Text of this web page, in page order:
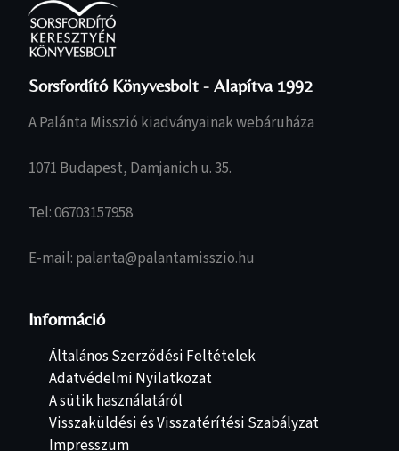
Sorsfordító Könyvesbolt - Alapítva 1992
A Palánta Misszió kiadványainak webáruháza
1071 Budapest, Damjanich u. 35.
Tel: 06703157958
E-mail: palanta@palantamisszio.hu
Információ
Általános Szerződési Feltételek
Adatvédelmi Nyilatkozat
A sütik használatáról
Visszaküldési és Visszatérítési Szabályzat
Impresszum